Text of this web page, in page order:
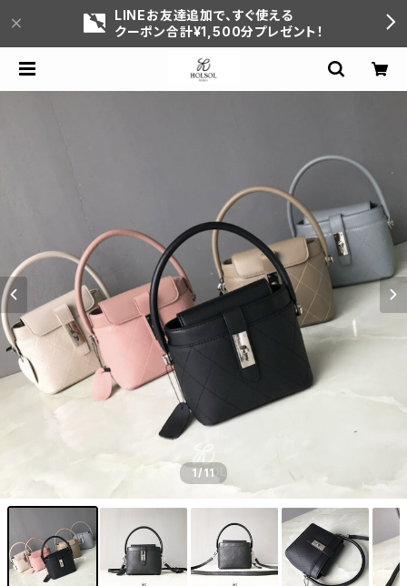
LINEお友達追加で、すぐ使える
クーポン合計¥1,500分プレゼント！
1/11